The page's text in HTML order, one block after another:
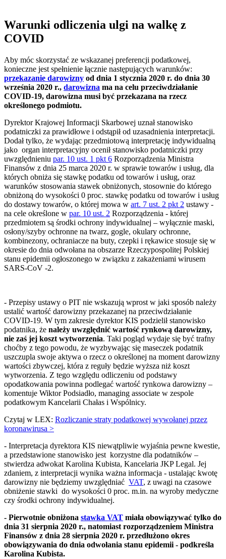
Warunki odliczenia ulgi na walkę z
COVID
Aby móc skorzystać ze wskazanej preferencji podatkowej,
konieczne jest spełnienie łącznie następujących warunków:
przekazanie darowizny od dnia 1 stycznia 2020 r. do dnia 30
września 2020 r., darowizna ma na celu przeciwdziałanie
COVID-19, darowizna musi być przekazana na rzecz
określonego podmiotu.
Dyrektor Krajowej Informacji Skarbowej uznał stanowisko
podatniczki za prawidłowe i odstąpił od uzasadnienia interpretacji.
Dodał tylko, że wydając przedmiotową interpretację indywidualną
jako organ interpretacyjny ocenił stanowisko podatniczki przy
uwzględnieniu par. 10 ust. 1 pkt 6 Rozporządzenia Ministra
Finansów z dnia 25 marca 2020 r. w sprawie towarów i usług, dla
których obniża się stawkę podatku od towarów i usług, oraz
warunków stosowania stawek obniżonych, stosownie do którego
obniżoną do wysokości 0 proc. stawkę podatku od towarów i usług
do dostawy towarów, o której mowa w art. 7 ust. 2 pkt 2 ustawy -
na cele określone w par. 10 ust. 2 Rozporządzenia - której
przedmiotem są środki ochrony indywidualnej – wyłącznie maski,
osłony/szyby ochronne na twarz, gogle, okulary ochronne,
kombinezony, ochraniacze na buty, czepki i rękawice stosuje się w
okresie do dnia odwołana na obszarze Rzeczypospolitej Polskiej
stanu epidemii ogłoszonego w związku z zakażeniami wirusem
SARS-CoV -2.
- Przepisy ustawy o PIT nie wskazują wprost w jaki sposób należy
ustalić wartość darowizny przekazanej na przeciwdziałanie
COVID-19. W tym zakresie dyrektor KIS podzielił stanowisko
podatnika, że należy uwzględnić wartość rynkową darowizny,
nie zaś jej koszt wytworzenia. Taki pogląd wydaje się być trafny
choćby z tego powodu, że wyzbywając się maseczek podatnik
uszczupla swoje aktywa o rzecz o określonej na moment darowizny
wartości zbywczej, która z reguły będzie wyższa niż koszt
wytworzenia. Z tego względu odliczeniu od podstawy
opodatkowania powinna podlegać wartość rynkowa darowizny –
komentuje Wiktor Podsiadło, managing associate w zespole
podatkowym Kancelarii Chałas i Wspólnicy.
Czytaj w LEX: Rozliczanie straty podatkowej wywołanej przez
koronawirusa >
- Interpretacja dyrektora KIS niewątpliwie wyjaśnia pewne kwestie,
a przedstawione stanowisko jest korzystne dla podatników –
stwierdza adwokat Karolina Kubista, Kancelaria JKP Legal. Jej
zdaniem, z interpretacji wynika ważna informacja - ustalając kwotę
darowizny nie będziemy uwzględniać VAT, z uwagi na czasowe
obniżenie stawki do wysokości 0 proc. m.in. na wyroby medyczne
czy środki ochrony indywidualnej.
- Pierwotnie obniżona stawka VAT miała obowiązywać tylko do
dnia 31 sierpnia 2020 r., natomiast rozporządzeniem Ministra
Finansów z dnia 28 sierpnia 2020 r. przedłużono okres
obowiązywania do dnia odwołania stanu epidemii - podkreśla
Karolina Kubista.